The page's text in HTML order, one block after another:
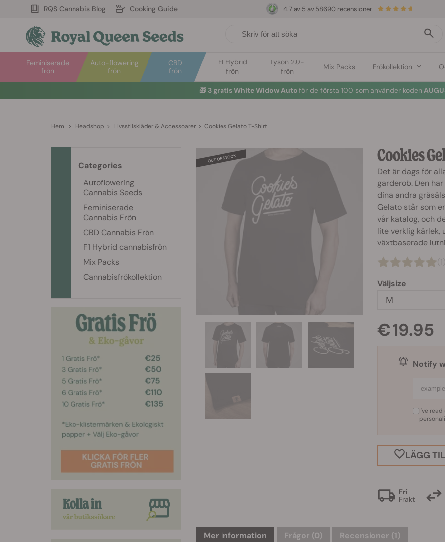
RQS Cannabis Blog Cooking Guide
Auto-flowering
frön
Feminiserade
frön
CBD
frön
F1 Hybrid
frön
Tyson 2.0-
frön
Mix Packs Frökollektion
4.7 av 5 av 58690 recensioner
🎁 3 gratis White Widow Auto för de första 100 som använder koden
Hem > Headshop > Livsstilskläder & Accessoarer > Cookies Gelato T-Shirt
Cookies
Det är dags för
garderob. Den
dina andra
Gelato står som
vår katalog, och
lite verklig kärlek,
växtbaserade
Väljsize
M
€ 19.95
Notify
I've
LÄGG
Fri
Frakt
Mer information Frågor (0) Recensioner (1)
Categories
Autoflowering
Cannabis Seeds
Feminiserade
Cannabis Frön
CBD Cannabis Frön
F1 Hybrid cannabisfrön
Mix Packs
Cannabisfrökollektion